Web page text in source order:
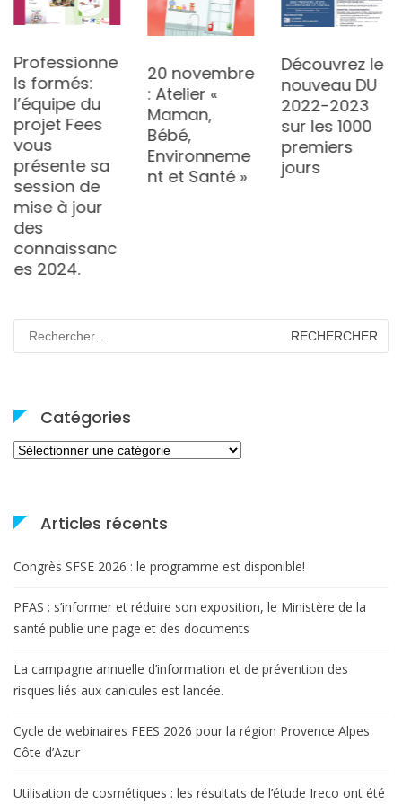
Professionne
ls formés:
l’équipe du
projet Fees
vous
présente sa
session de
mise à jour
des
connaissanc
es 2024.
20 novembre
: Atelier «
Maman,
Bébé,
Environneme
nt et Santé »
Découvrez le
nouveau DU
2022-2023
sur les 1000
premiers
jours
Rechercher :
Catégories
Catégories
Articles récents
Congrès SFSE 2026 : le programme est disponible!
PFAS : s’informer et réduire son exposition, le Ministère de la
santé publie une page et des documents
La campagne annuelle d’information et de prévention des
risques liés aux canicules est lancée.
Cycle de webinaires FEES 2026 pour la région Provence Alpes
Côte d’Azur
Utilisation de cosmétiques : les résultats de l’étude Ireco ont été